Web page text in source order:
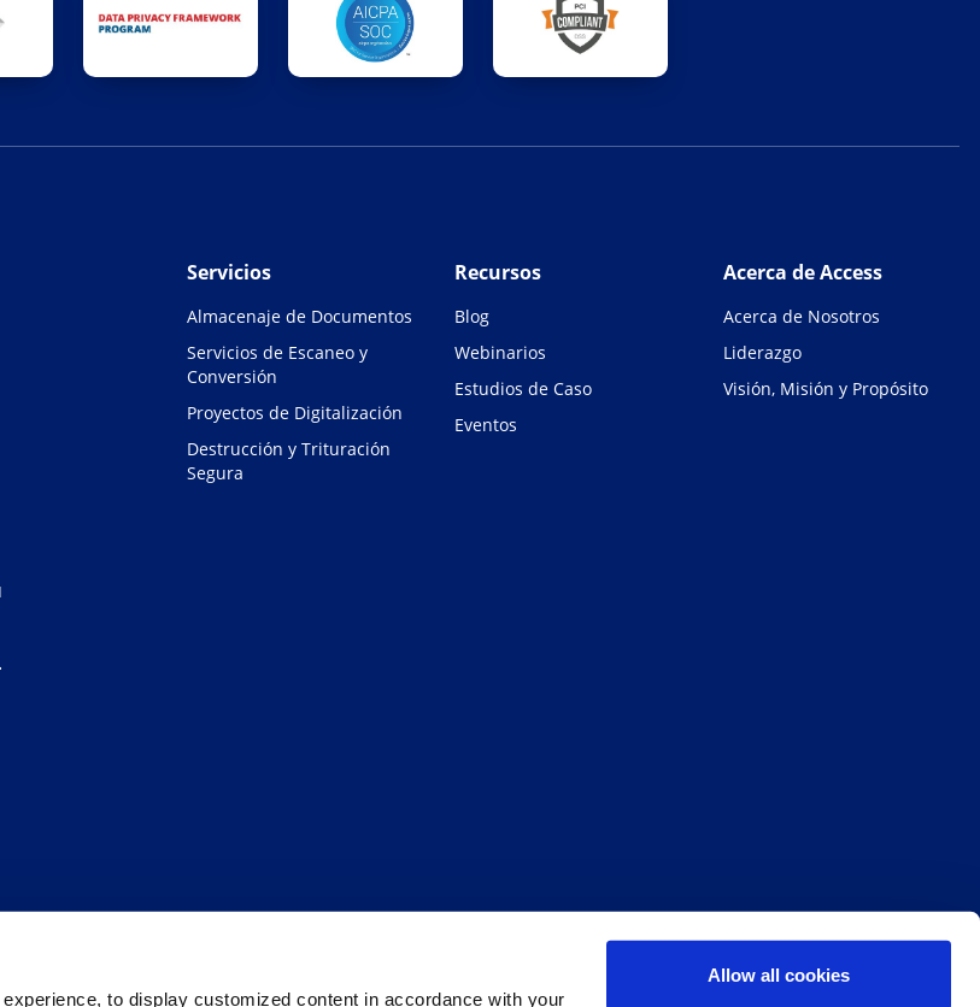
to display customized content in accordance with your
Allow all cookies
Servicios
Almacenaje de Documentos
Servicios de Escaneo y
Conversión
Proyectos de Digitalización
Destrucción y Trituración
Segura
Recursos
Blog
Webinarios
Estudios de Caso
Eventos
Acerca de Access
Acerca de Nosotros
Liderazgo
Visión, Misión y Propósito